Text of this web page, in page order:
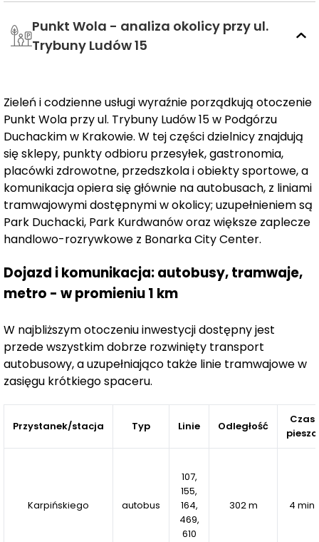
sąsiedztwie znajdują się sklepy, lokale usługowe, szkoły i
przedszkola – wszystko, co potrzebne na co dzień.
Jednym z wyróżników tej inwestycji jest
zagospodarowanie terenów wspólnych – mieszkańcy
będą mogli korzystać zogroduo kaskadowej formie,
idealnego do codziennego relaksu. Na dachu
przewidziano dodatkowe nasadzenia,w tym drzewa i
krzewy ozdobne, które pozytywnie wpłyną na jakość
powietrza i estetykę otoczenia.
Kameralna zabudowa i nowoczesne rozwiązania
prywatności mieszkańców. W podziemnejhali
garażowejprzewidziano 66 miejsc parkingowych, w
niepełnosprawnością.Inwestycja uwzględnia również
rozwiązania przyjazne środowisku– ładowarki do
samochodów elektrycznychorazinfrastrukturę
rowerową z samoobsługowym punktem
serwisowym.
Różnorodność oferty mieszkaniowej
W inwestycji dostępne są mieszkania o powierzchniach
co pozwala dopasować lokal do
indywidualnych potrzeb – zarówno singli, par, jak i
rodzin z dziećmi. Przemyślane układy i wysoki standard
wykończenia zapewniają komfort codziennego życia.
Punkt Wola - analiza okolicy przy ul.
Trybuny Ludów 15
Zieleń i codzienne usługi wyraźnie porządkują otoczenie
Punkt Wola przy ul. Trybuny Ludów 15 w Podgórzu
Duchackim w Krakowie. W tej części dzielnicy znajdują
się sklepy, punkty odbioru przesyłek, gastronomia,
placówki zdrowotne, przedszkola i obiekty sportowe, a
komunikacja opiera się głównie na autobusach, z liniami
tramwajowymi dostępnymi w okolicy; uzupełnieniem są
Park Duchacki, Park Kurdwanów oraz większe zaplecze
handlowo-rozrywkowe z Bonarka City Center.
Dojazd i komunikacja: autobusy, tramwaje,
metro - w promieniu 1 km
W najbliższym otoczeniu inwestycji dostępny jest
przede wszystkim dobrze rozwinięty transport
autobusowy, a uzupełniająco także linie tramwajowe w
zasięgu krótkiego spaceru.
Przystanek/stacja Typ Linie Odległość
Czas
pieszo
Karpińskiego autobus
107,
155,
164,
469,
610
302 m 4 min